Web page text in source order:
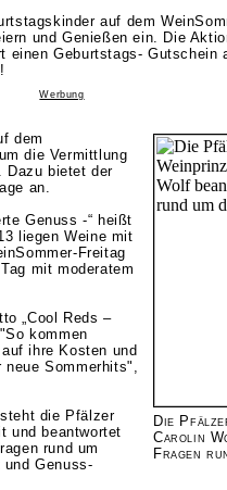
auf dem
und Genießen ein. Die
einen Geburtstags- Gutschein
Werbung
Die
Carolin
Fragen
dem
die Vermittlung
Dazu bietet der
an.
Genuss -“ heißt
liegen Weine mit
Freitag
mit moderatem
„Cool Reds –
kommen
ihre Kosten und
neue Sommerhits",
die Pfälzer
und beantwortet
rund um
und Genuss-